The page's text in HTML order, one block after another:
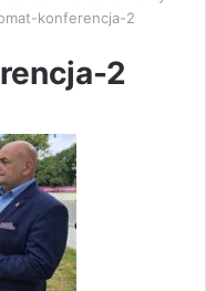
konferencja-2
2